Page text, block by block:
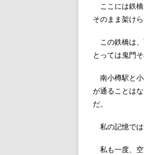
ここには鉄橋
そのまま架け
この鉄橋は、
とっては鬼門
南小樽駅と
が通ることは
だ。
私の記憶では
私も一度、